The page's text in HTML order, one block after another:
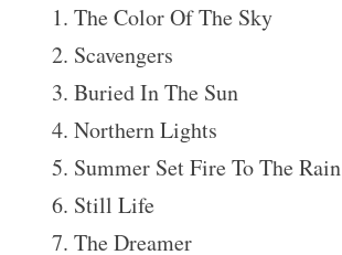
1. The Color Of The Sky
2. Scavengers
3. Buried In The Sun
4. Northern Lights
5. Summer Set Fire To The Rain
6. Still Life
7. The Dreamer